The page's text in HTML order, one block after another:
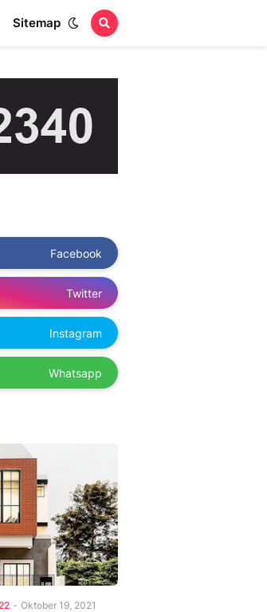
Sitemap
Facebook
Twitter
Instagram
Whatsapp
- Oktober 19, 2021